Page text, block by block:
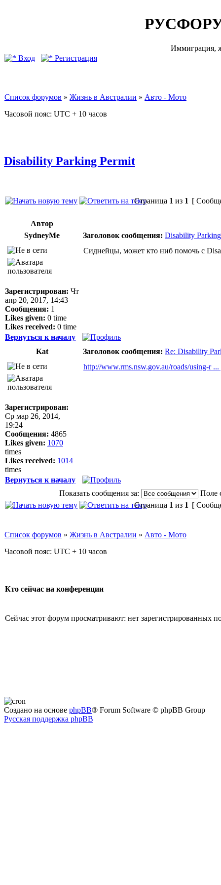
Иммиграция,
Вход
Регистрация
Список форумов » Жизнь в Австралии » Авто - Мото
Часовой пояс: UTC + 10 часов
Disability Parking Permit
Страница 1 из 1 [
Автор
SydneyMe
Заголовок сообщения: Disability
Зарегистрирован: Чт
апр 20, 2017, 14:43
Сообщения: 1
Likes given: 0 time
Likes received: 0 time
Сиднейцы, может кто ниб помочь с
Вернуться к началу
Kat
Заголовок сообщения: Re: Disability
Зарегистрирован:
Ср мар 26, 2014,
19:24
Сообщения: 4865
Likes given: 1070
times
Likes received: 1014
times
http://www.rms.nsw.gov.au/roads/using-r
Вернуться к началу
Показать сообщения за:
Поле
Страница 1 из 1 [
Список форумов » Жизнь в Австралии » Авто - Мото
Часовой пояс: UTC + 10 часов
Кто сейчас на конференции
Сейчас этот форум просматривают: нет зарегистрированных
Создано на основе phpBB® Forum Software © phpBB Group
Русская поддержка phpBB